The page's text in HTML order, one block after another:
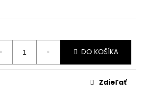
DO KOŠÍKA
Zdieľať